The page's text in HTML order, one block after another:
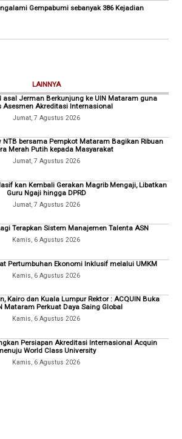
Gempabumi sebanyak 386 Kejadian
LAINNYA
asal Jerman Berkunjung ke UIN Mataram guna
Asesmen Akreditasi Internasional
Jumat, 7 Agustus 2026
NTB bersama Pempkot Mataram Bagikan Ribuan
Merah Putih kepada Masyarakat
Jumat, 7 Agustus 2026
kan Kembali Gerakan Magrib Mengaji, Libatkan
Guru Ngaji hingga DPRD
Jumat, 7 Agustus 2026
Terapkan Sistem Manajemen Talenta ASN
Kamis, 6 Agustus 2026
Pertumbuhan Ekonomi Inklusif melalui UMKM
Kamis, 6 Agustus 2026
Kairo dan Kuala Lumpur Rektor : ACQUIN Buka
Mataram Perkuat Daya Saing Global
Kamis, 6 Agustus 2026
Persiapan Akreditasi Internasional Acquin
World Class University
Kamis, 6 Agustus 2026